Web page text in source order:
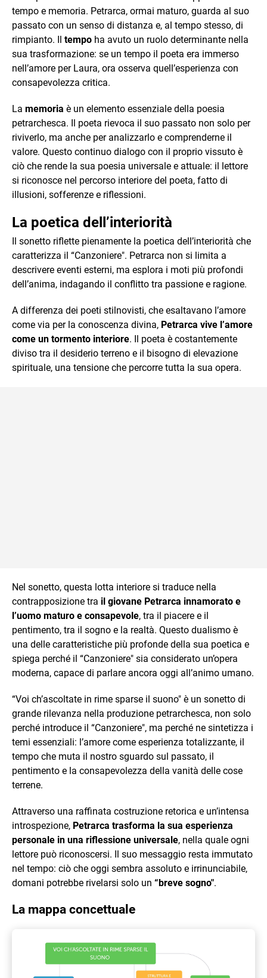
tempo e memoria. Petrarca, ormai maturo, guarda al suo
passato con un senso di distanza e, al tempo stesso, di
rimpianto. Il tempo ha avuto un ruolo determinante nella
sua trasformazione: se un tempo il poeta era immerso
nell’amore per Laura, ora osserva quell’esperienza con
consapevolezza critica.
La memoria è un elemento essenziale della poesia
petrarchesca. Il poeta rievoca il suo passato non solo per
riviverlo, ma anche per analizzarlo e comprenderne il
valore. Questo continuo dialogo con il proprio vissuto è
ciò che rende la sua poesia universale e attuale: il lettore
si riconosce nel percorso interiore del poeta, fatto di
illusioni, sofferenze e riflessioni.
La poetica dell’interiorità
Il sonetto riflette pienamente la poetica dell’interiorità che
caratterizza il “Canzoniere". Petrarca non si limita a
descrivere eventi esterni, ma esplora i moti più profondi
dell’anima, indagando il conflitto tra passione e ragione.
A differenza dei poeti stilnovisti, che esaltavano l’amore
come via per la conoscenza divina, Petrarca vive l’amore
come un tormento interiore. Il poeta è costantemente
diviso tra il desiderio terreno e il bisogno di elevazione
spirituale, una tensione che percorre tutta la sua opera.
Nel sonetto, questa lotta interiore si traduce nella
contrapposizione tra il giovane Petrarca innamorato e
l’uomo maturo e consapevole, tra il piacere e il
pentimento, tra il sogno e la realtà. Questo dualismo è
una delle caratteristiche più profonde della sua poetica e
spiega perché il “Canzoniere" sia considerato un’opera
moderna, capace di parlare ancora oggi all’animo umano.
“Voi ch’ascoltate in rime sparse il suono" è un sonetto di
grande rilevanza nella produzione petrarchesca, non solo
perché introduce il “Canzoniere", ma perché ne sintetizza i
temi essenziali: l’amore come esperienza totalizzante, il
tempo che muta il nostro sguardo sul passato, il
pentimento e la consapevolezza della vanità delle cose
terrene.
Attraverso una raffinata costruzione retorica e un’intensa
introspezione, Petrarca trasforma la sua esperienza
personale in una riflessione universale, nella quale ogni
lettore può riconoscersi. Il suo messaggio resta immutato
nel tempo: ciò che oggi sembra assoluto e irrinunciabile,
domani potrebbe rivelarsi solo un “breve sogno".
La mappa concettuale